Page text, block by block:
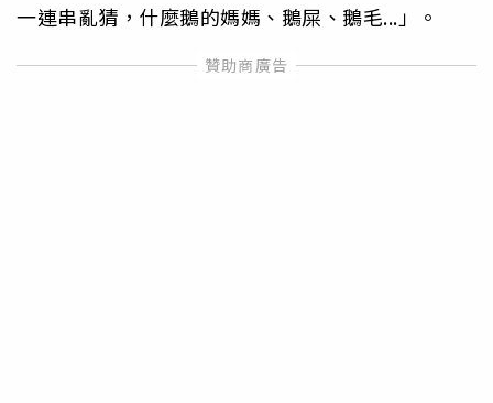
一連串亂猜，什麼鵝的媽媽、鵝屎、鵝毛...」。